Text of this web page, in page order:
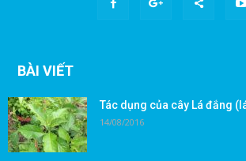
BÀI VIẾT
Tác dụng của cây Lá đắng
14/08/2016